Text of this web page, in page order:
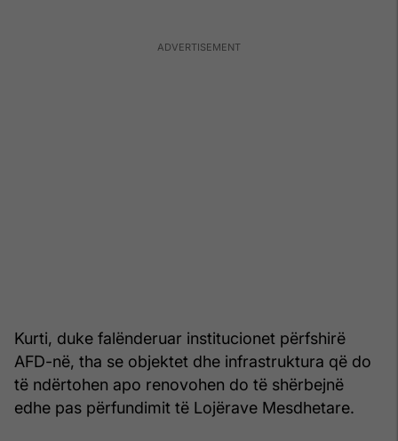
Kurti, duke falënderuar institucionet përfshirë
AFD-në, tha se objektet dhe infrastruktura që do
të ndërtohen apo renovohen do të shërbejnë
edhe pas përfundimit të Lojërave Mesdhetare.